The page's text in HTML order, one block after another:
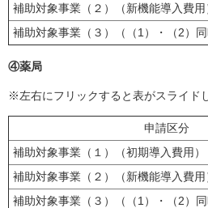
補助対象事業（２）（新機能導入費用
補助対象事業（３）
（（1）・（2）同
④薬局
※左右にフリックすると表がスライド
申請区分
補助対象事業（１）（初期導入費用）
補助対象事業（２）（新機能導入費用
補助対象事業（３）（
（1）・（2）